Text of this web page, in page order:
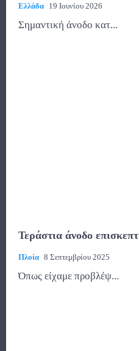
Ελλάδα 19 Ιουνίου 2026
Σημαντική άνοδο κατ...
Τεράστια άνοδο
Πλοία 8 Σεπτεμβρίου 2025
Όπως είχαμε προβλέψ...